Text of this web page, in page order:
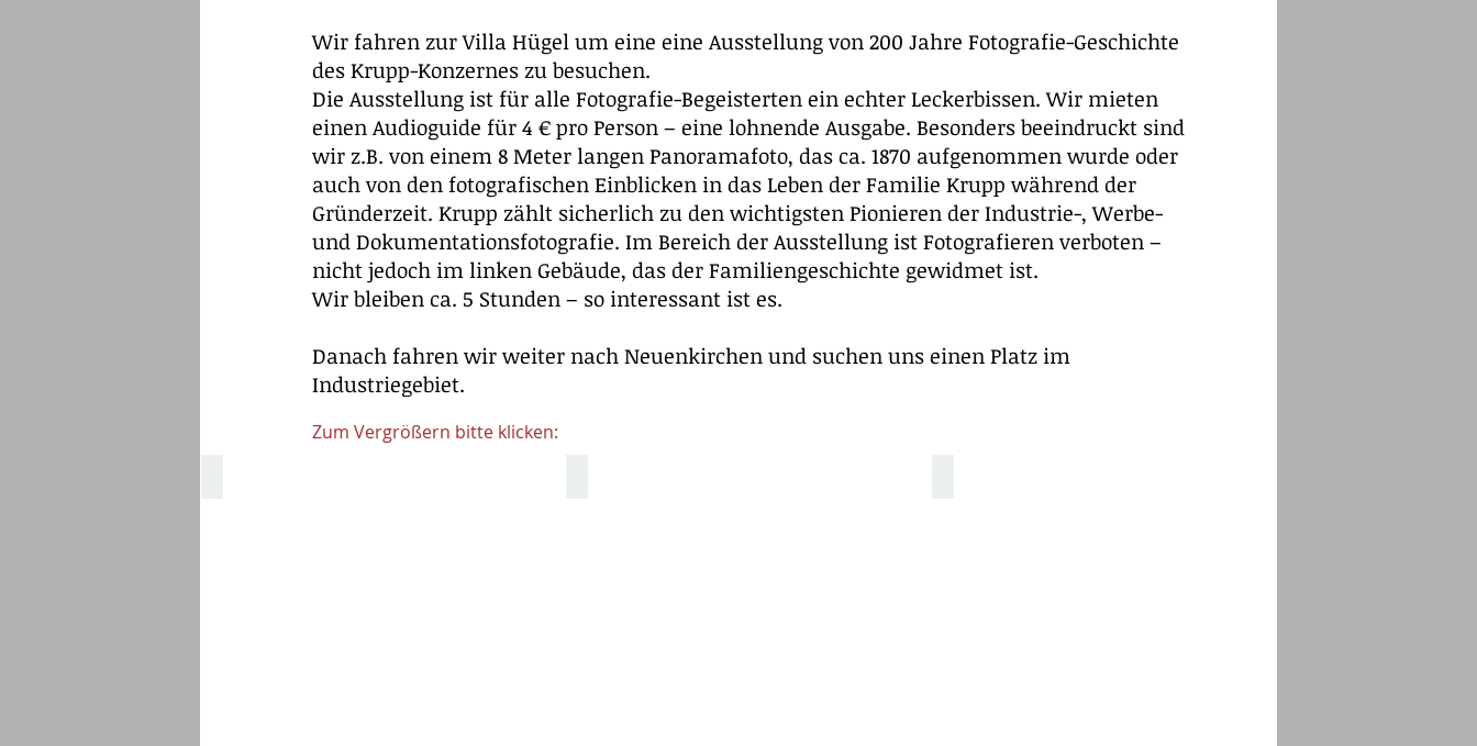
Wir fahren zur Villa Hügel um eine eine Ausstellung von 200 Jahre Fotografie-Geschichte
des Krupp-Konzernes zu besuchen.
Die Ausstellung ist für alle Fotografie-Begeisterten ein echter Leckerbissen. Wir mieten
einen Audioguide für 4 € pro Person – eine lohnende Ausgabe. Besonders beeindruckt sind
wir z.B. von einem 8 Meter langen Panoramafoto, das ca. 1870 aufgenommen wurde oder
auch von den fotografischen Einblicken in das Leben der Familie Krupp während der
Gründerzeit. Krupp zählt sicherlich zu den wichtigsten Pionieren der Industrie-, Werbe-
und Dokumentationsfotografie. Im Bereich der Ausstellung ist Fotografieren verboten –
nicht jedoch im linken Gebäude, das der Familiengeschichte gewidmet ist.
Wir bleiben ca. 5 Stunden – so interessant ist es.
Danach fahren wir weiter nach Neuenkirchen und suchen uns einen Platz im
Industriegebiet.
Zum Vergrößern bitte klicken: